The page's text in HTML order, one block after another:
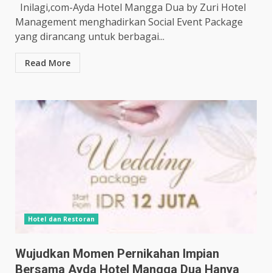
Inilagi,com-Ayda Hotel Mangga Dua by Zuri Hotel
Management menghadirkan Social Event Package
yang dirancang untuk berbagai...
Read More
Hotel dan Restoran
Wujudkan Momen Pernikahan Impian
Bersama Ayda Hotel Mangga Dua Hanya